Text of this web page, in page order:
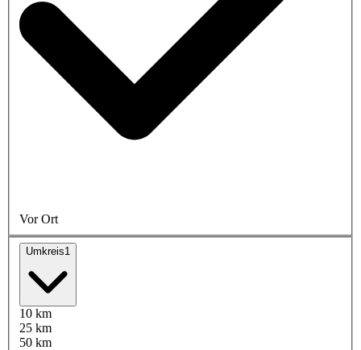
Vor Ort
Umkreis1
10 km
25 km
50 km